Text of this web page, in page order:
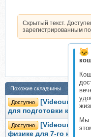
Мы
Скрытый текст.
зарегистрированным
Похожие складчины
Доступно
[Videouroki]
для подготовки к ОГЭ.
Доступно
[Videouroki]
физике для 7-го